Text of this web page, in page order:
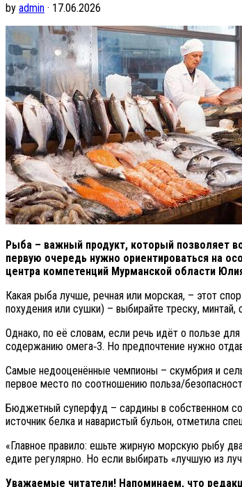
by admin · 17.06.2026
Рыба – важный продукт, который позволяет
первую очередь нужно ориентироваться на
центра компетенций Мурманской области
Какая рыба лучше, речная или морская, – этот
похудения или сушки) – выбирайте треску,
Однако, по её словам, если речь идёт о пользе
содержанию омега‑3. Но предпочтение нужно
Самые недооценённые чемпионы – скумбрия и
первое место по соотношению польза/
Бюджетный суперфуд – сардины в собственном
источник белка и наваристый бульон, отметила
«Главное правило: ешьте жирную морскую рыбу
едите регулярно. Но если выбирать «лучшую из
Уважаемые читатели! Напоминаем, что